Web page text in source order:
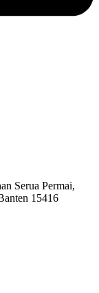
Serua Permai,
15416